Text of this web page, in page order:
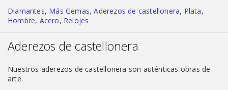
Diamantes, Más Gemas,Aderezos de castellonera, Plata,
Hombre, Acero, Relojes
Aderezos de castellonera
Nuestros aderezos de castellonera son auténticas obras de
arte.